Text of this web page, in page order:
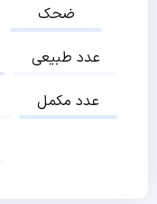
ضحک
عدد طبیعی
عدد مکمل